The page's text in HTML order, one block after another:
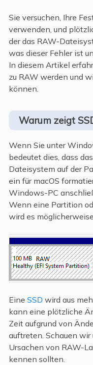
Sie versuchen, Ihre
verwenden, und
der das RAW-
was dieser Fehler ist
In diesem Artikel
zu RAW werden und
können.
Warum zeigt
Wenn Sie unter
bedeutet dies, dass
Dateisystem auf der
ein für macOS
Windows-PC
Wenn eine Partition
wird es
Eine SSD wird aus
kann eine plötzliche
Zeit aufgrund von
auftreten. Schauen wir
Ursachen von RAW-
kennen sollten.